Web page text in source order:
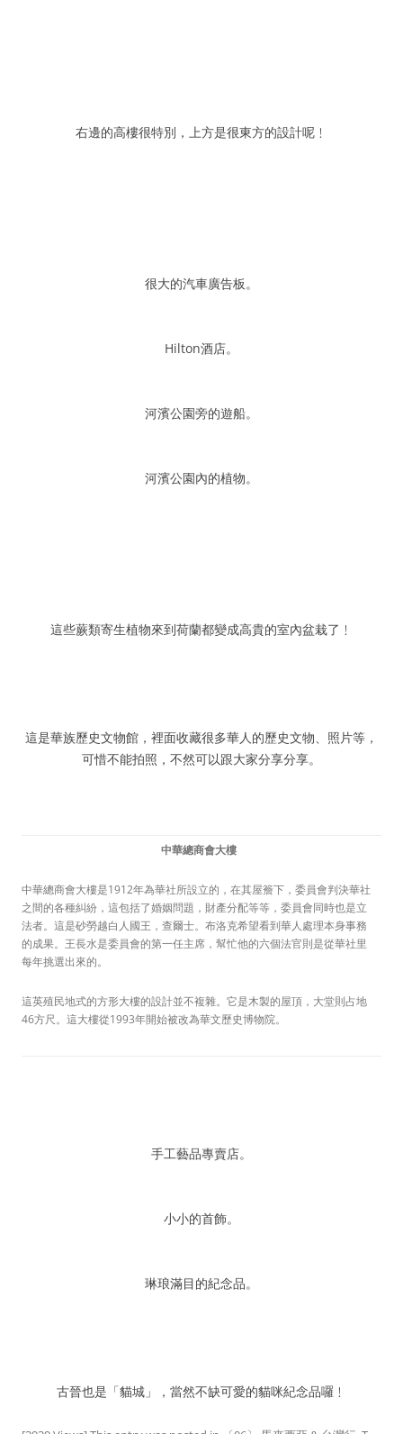
右邊的高樓很特別，上方是很東方的設計呢﹗
很大的汽車廣告板。
Hilton酒店。
河濱公園旁的遊船。
河濱公園內的植物。
這些蕨類寄生植物來到荷蘭都變成高貴的室內盆栽了﹗
這是華族歷史文物館，裡面收藏很多華人的歷史文物、照片等，
可惜不能拍照，不然可以跟大家分享分享。
中華總商會大樓
中華總商會大樓是1912年為華社所設立的，在其屋簷下，委員會判決華社
之間的各種糾紛，這包括了婚姻問題，財產分配等等，委員會同時也是立
法者。這是砂勞越白人國王，查爾士。布洛克希望看到華人處理本身事務
的成果。王長水是委員會的第一任主席，幫忙他的六個法官則是從華社里
每年挑選出來的。
這英殖民地式的方形大樓的設計並不複雜。它是木製的屋頂，大堂則占地
46方尺。這大樓從1993年開始被改為華文歷史博物院。
手工藝品專賣店。
小小的首飾。
琳琅滿目的紀念品。
古晉也是「貓城」，當然不缺可愛的貓咪紀念品囉﹗